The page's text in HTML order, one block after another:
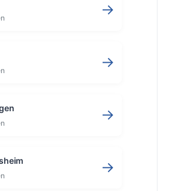
→
→
→
→